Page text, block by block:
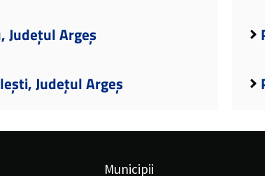
Județul Argeș
Județul Argeș
Municipii